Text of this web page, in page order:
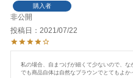
購入者
非公開
投稿日
2021/07/22
私の場合、自まつげが細くて少ないので、な
でも商品自体は自然なブラウンでとてもよか